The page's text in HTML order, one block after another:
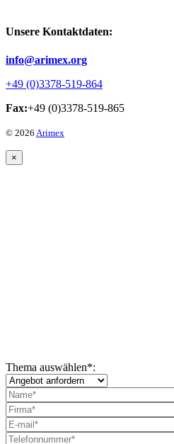
Unsere Kontaktdaten:
info@arimex.org
+49 (0)3378-519-864
Fax:+49 (0)3378-519-865
© 2026 Arimex
×
Thema auswählen*: